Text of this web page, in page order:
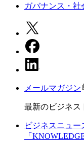
ガバナンス・社
メールマガジン
最新のビジネス
ビジネスニュー
「